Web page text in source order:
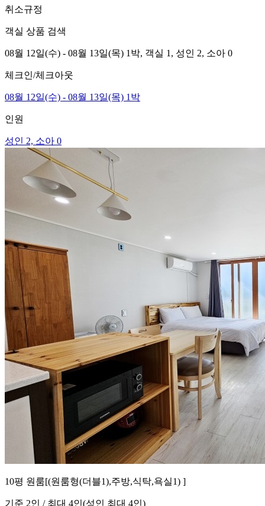
취소규정
객실 상품 검색
08월 12일(수) - 08월 13일(목) 1박, 객실 1, 성인 2, 소아 0
체크인/체크아웃
08월 12일(수) - 08월 13일(목) 1박
인원
성인 2, 소아 0
10평 원룸[(원룸형(더블1),주방,식탁,욕실1) ]
기준 2인 / 최대 4인(성인 최대 4인)